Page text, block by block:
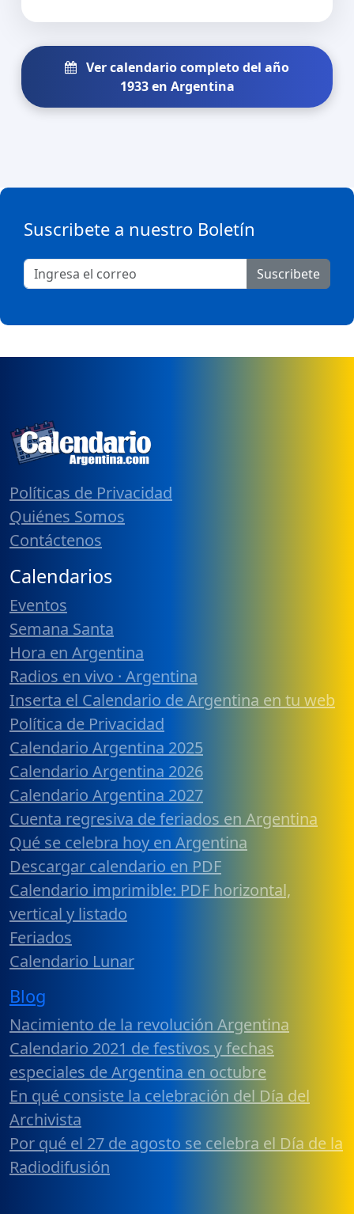
Ver calendario completo del año
1933 en Argentina
Suscribete a nuestro Boletín
Suscribete
Políticas de Privacidad
Quiénes Somos
Contáctenos
Calendarios
Eventos
Semana Santa
Hora en Argentina
Radios en vivo · Argentina
Inserta el Calendario de Argentina en tu web
Política de Privacidad
Calendario Argentina 2025
Calendario Argentina 2026
Calendario Argentina 2027
Cuenta regresiva de feriados en Argentina
Qué se celebra hoy en Argentina
Descargar calendario en PDF
Calendario imprimible: PDF horizontal,
vertical y listado
Feriados
Calendario Lunar
Blog
Nacimiento de la revolución Argentina
Calendario 2021 de festivos y fechas
especiales de Argentina en octubre
En qué consiste la celebración del Día del
Archivista
Por qué el 27 de agosto se celebra el Día de la
Radiodifusión